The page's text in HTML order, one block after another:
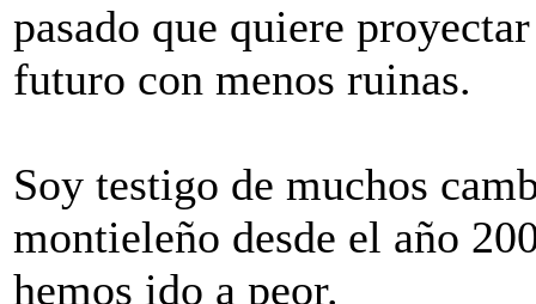
pasado que quiere
futuro con menos ruinas.
Soy testigo de muchos
montieleño desde el año
hemos ido a peor.